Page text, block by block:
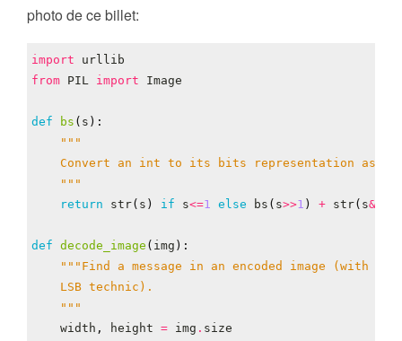
photo de ce billet:
import
urllib
from PIL import Image
def bs ( s ):
    """
return
str( s ) if s<=1 else bs ( s>>1 ) + str( s&
def decode_image ( img ):
    """
width , height = img . size